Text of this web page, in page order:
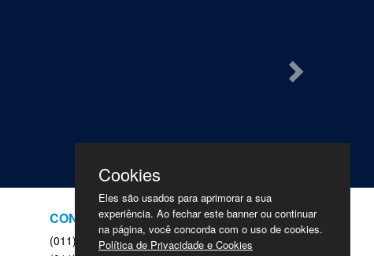
CONTATO
(011) 4330-7373
REDES
SOCIAIS
Cookies
Eles são usados para aprimorar a sua
experiência. Ao fechar este banner ou continuar
na página, você concorda com o uso de cookies.
Política de Privacidade e Cookies